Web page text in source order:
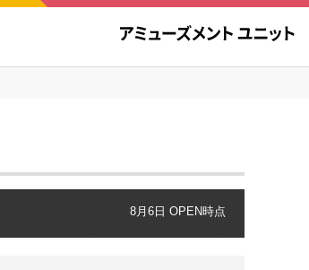
8月6日 OPEN時点